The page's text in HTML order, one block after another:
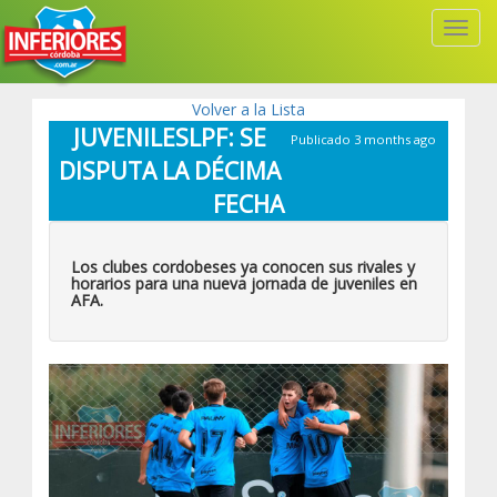
Volver a la Lista
Publicado 3 months ago
JUVENILESLPF: SE
DISPUTA LA DÉCIMA
FECHA
Los clubes cordobeses ya conocen sus rivales y
horarios para una nueva jornada de juveniles en
AFA.